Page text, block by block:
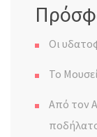
Οι
Το
Από τον